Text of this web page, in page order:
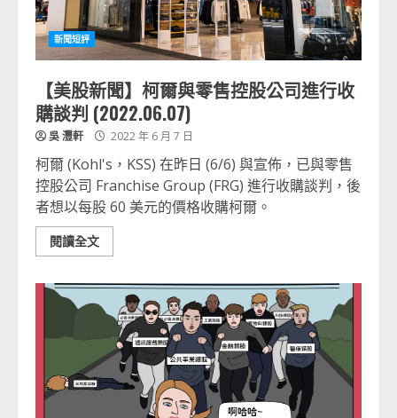
新聞短評
【美股新聞】柯爾與零售控股公司進行收
購談判 (2022.06.07)
吳 灃軒 2022 年 6 月 7 日
柯爾 (Kohl's，KSS) 在昨日 (6/6) 與宣佈，已與零售
控股公司 Franchise Group (FRG) 進行收購談判，後
者想以每股 60 美元的價格收購柯爾。
閱讀全文